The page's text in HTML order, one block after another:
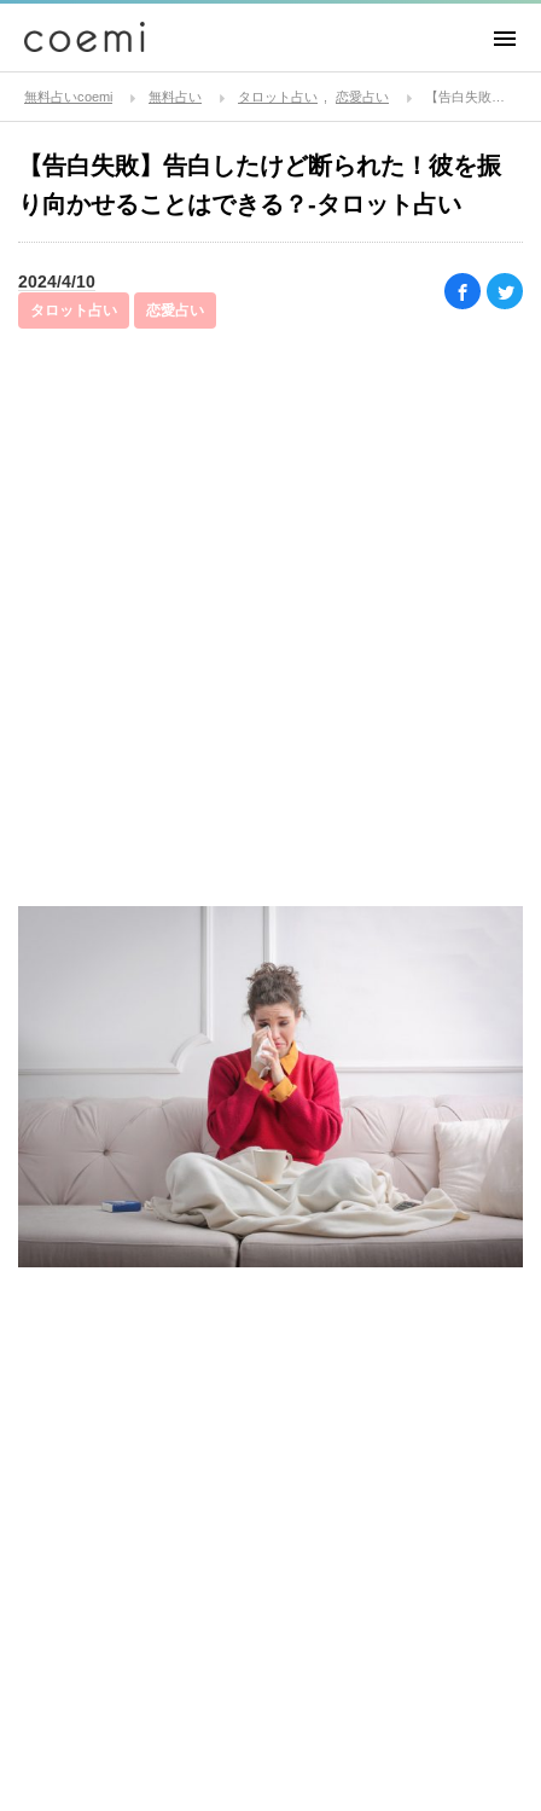
無料占いcoemi 無料占い タロット占い 恋愛占い
【告白失敗】告白したけど断られた！彼を振
り向かせることはできる？-タロット占い
2024/4/10
タロット占い 恋愛占い